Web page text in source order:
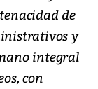
de
y
integral
con